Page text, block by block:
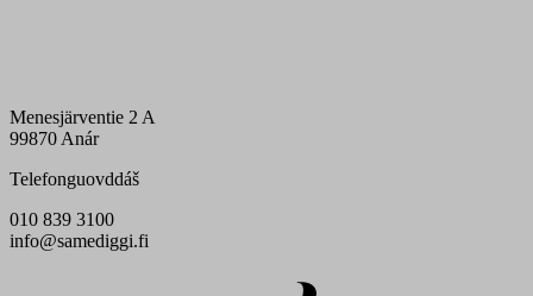
Menesjärventie 2 A
99870 Anár
Telefonguovddáš
010 839 3100
info@samediggi.fi